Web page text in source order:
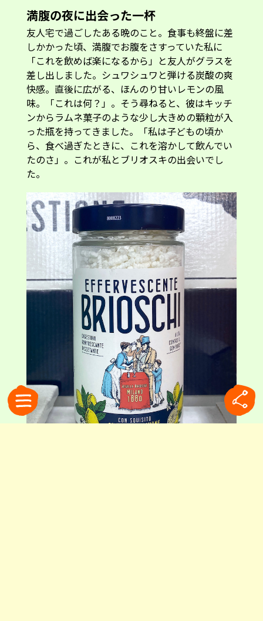
満腹の夜に出会った一杯
友人宅で過ごしたある晩のこと。食事も終盤に差
しかかった頃、満腹でお腹をさすっていた私に
「これを飲めば楽になるから」と友人がグラスを
差し出しました。シュワシュワと弾ける炭酸の爽
快感。直後に広がる、ほんのり甘いレモンの風
味。「これは何？」。そう尋ねると、彼はキッチ
ンからラムネ菓子のような少し大きめの顆粒が入
った瓶を持ってきました。「私は子どもの頃か
ら、食べ過ぎたときに、これを溶かして飲んでい
たのさ」。これが私とブリオスキの出会いでし
た。